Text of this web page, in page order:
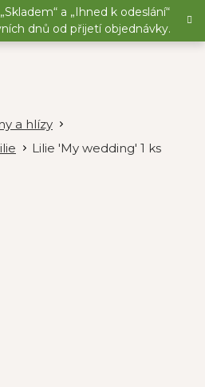
a „Ihned k odeslání“
dnů od přijetí objednávky.
a hlízy
Lilie 'My wedding' 1 ks